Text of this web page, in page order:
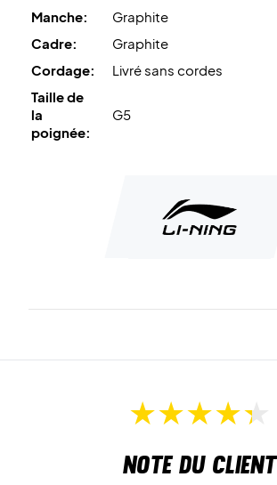
Manche:
Graphite
Cadre:
Graphite
Cordage:
Livré sans cordes
Taille de
la
poignée:
G5
Note du client